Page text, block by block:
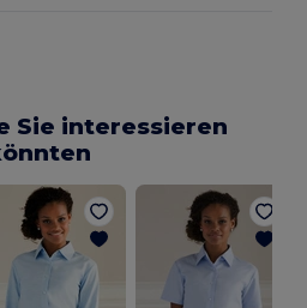
Sie interessieren